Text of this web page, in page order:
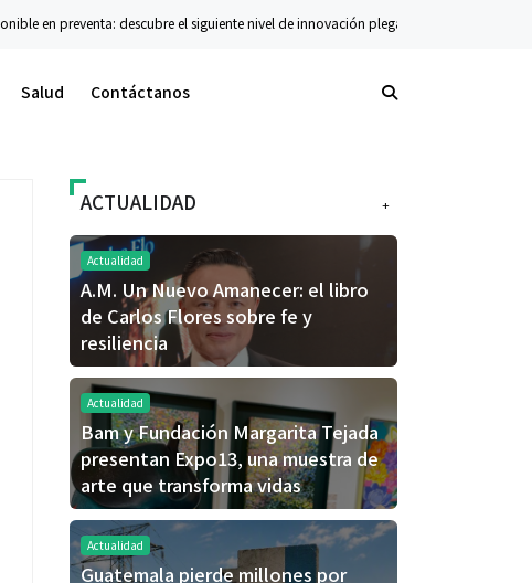
descubre el siguiente nivel de innovación plegable Conciertos
Salud Contáctanos
+
ACTUALIDAD
Actualidad
A.M. Un Nuevo Amanecer: el libro
de Carlos Flores sobre fe y
resiliencia
Actualidad
Bam y Fundación Margarita Tejada
presentan Expo13, una muestra de
arte que transforma vidas
Actualidad
Guatemala pierde millones por